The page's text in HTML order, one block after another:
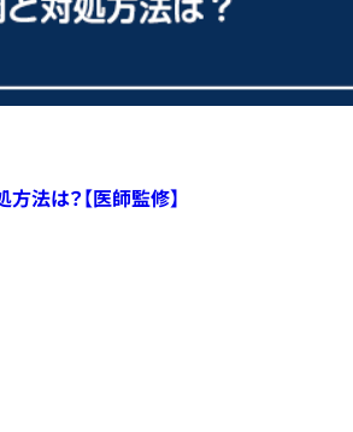
法は？【医師監修】